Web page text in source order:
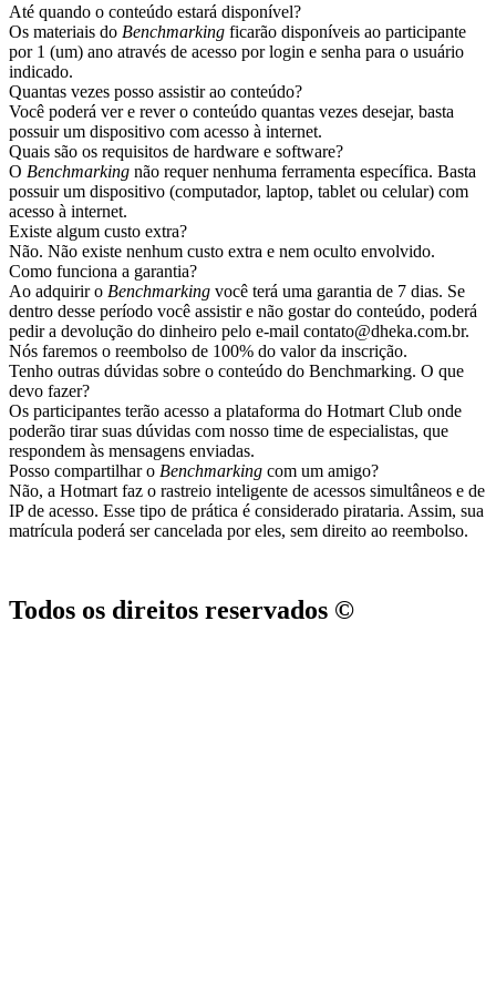
Até quando o conteúdo estará disponível?
Os materiais do Benchmarking ficarão disponíveis ao participante
por 1 (um) ano através de acesso por login e senha para o usuário
indicado.
Quantas vezes posso assistir ao conteúdo?
Você poderá ver e rever o conteúdo quantas vezes desejar, basta
possuir um dispositivo com acesso à internet.
Quais são os requisitos de hardware e software?
O Benchmarking não requer nenhuma ferramenta específica. Basta
possuir um dispositivo (computador, laptop, tablet ou celular) com
acesso à internet.
Existe algum custo extra?
Não. Não existe nenhum custo extra e nem oculto envolvido.
Como funciona a garantia?
Ao adquirir o Benchmarking você terá uma garantia de 7 dias. Se
dentro desse período você assistir e não gostar do conteúdo, poderá
pedir a devolução do dinheiro pelo e-mail contato@dheka.com.br.
Nós faremos o reembolso de 100% do valor da inscrição.
Tenho outras dúvidas sobre o conteúdo do Benchmarking. O que
devo fazer?
Os participantes terão acesso a plataforma do Hotmart Club onde
poderão tirar suas dúvidas com nosso time de especialistas, que
respondem às mensagens enviadas.
Posso compartilhar o Benchmarking com um amigo?
Não, a Hotmart faz o rastreio inteligente de acessos simultâneos e de
IP de acesso. Esse tipo de prática é considerado pirataria. Assim, sua
matrícula poderá ser cancelada por eles, sem direito ao reembolso.
Todos os direitos reservados ©